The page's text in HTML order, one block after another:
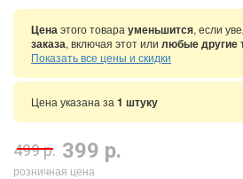
Ценаэтого товара уменьшится, если
заказа, включая этот или любые другие
Показать все цены и скидки
Цена указана за 1 штуку
499 р. 399 р.
розничная цена